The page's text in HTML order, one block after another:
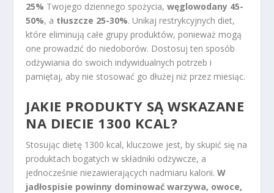
25% Twojego dziennego spożycia,węglowodany 45-
50%, a tłuszcze 25-30%. Unikaj restrykcyjnych diet,
które eliminują całe grupy produktów, ponieważ mogą
one prowadzić do niedoborów. Dostosuj ten sposób
odżywiania do swoich indywidualnych potrzeb i
pamiętaj, aby nie stosować go dłużej niż przez miesiąc.
JAKIE PRODUKTY SĄ WSKAZANE
NA DIECIE 1300 KCAL?
Stosując dietę 1300 kcal, kluczowe jest, by skupić się na
produktach bogatych w składniki odżywcze, a
jednocześnie niezawierających nadmiaru kalorii.W
jadłospisie powinny dominować warzywa, owoce,